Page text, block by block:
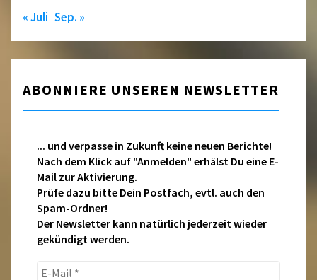
« Juli Sep. »
ABONNIERE UNSEREN NEWSLETTER
... und verpasse in Zukunft keine neuen Berichte!
Nach dem Klick auf "Anmelden" erhälst Du eine E-
Mail zur Aktivierung.
Prüfe dazu bitte Dein Postfach, evtl. auch den
Spam-Ordner!
Der Newsletter kann natürlich jederzeit wieder
gekündigt werden.
E-